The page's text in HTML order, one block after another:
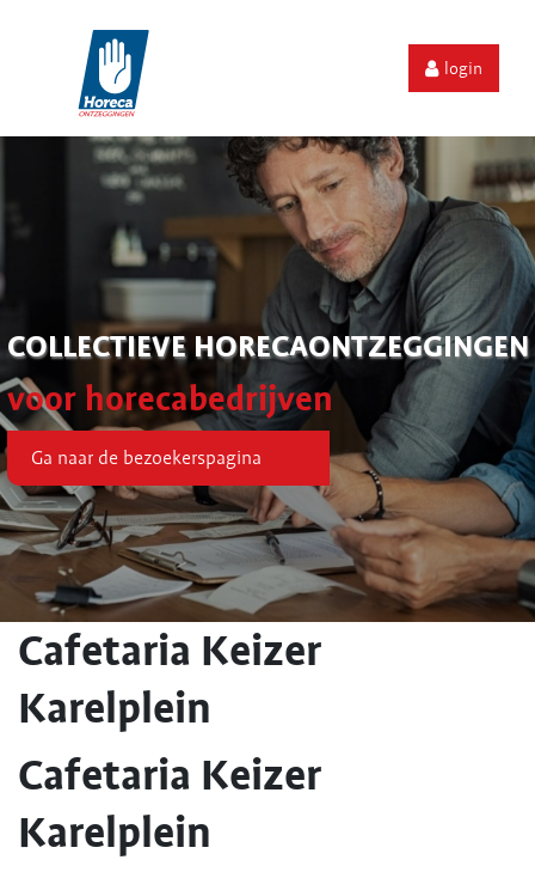
login
COLLECTIEVE HORECAONTZEGGINGEN
voor horecabedrijven
Ga naar de bezoekerspagina
Cafetaria Keizer
Karelplein
Cafetaria Keizer
Karelplein